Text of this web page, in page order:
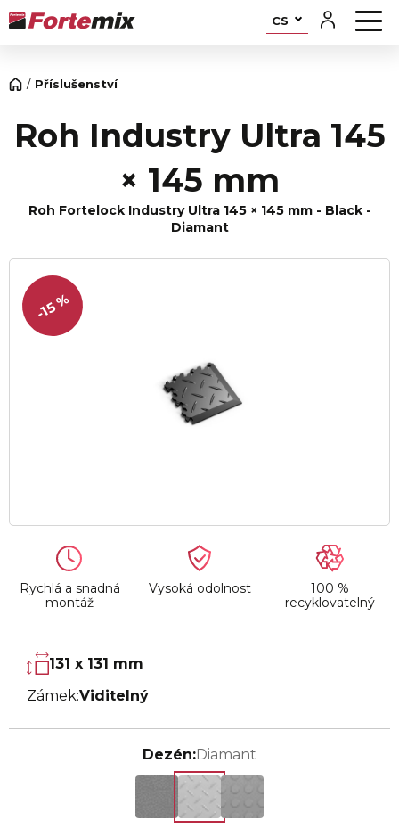
CS
Příslušenství
Roh Industry Ultra 145
× 145 mm
Roh Fortelock Industry Ultra 145 × 145 mm - Black -
Diamant
Rychlá a snadná
montáž
Vysoká odolnost
100 %
recyklovatelný
-15 %
131 x 131 mm
Zámek:Viditelný
Dezén:Diamant